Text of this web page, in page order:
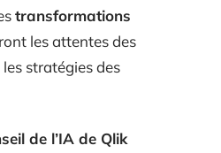
transformations
les attentes des
stratégies des
de l’IA de Qlik